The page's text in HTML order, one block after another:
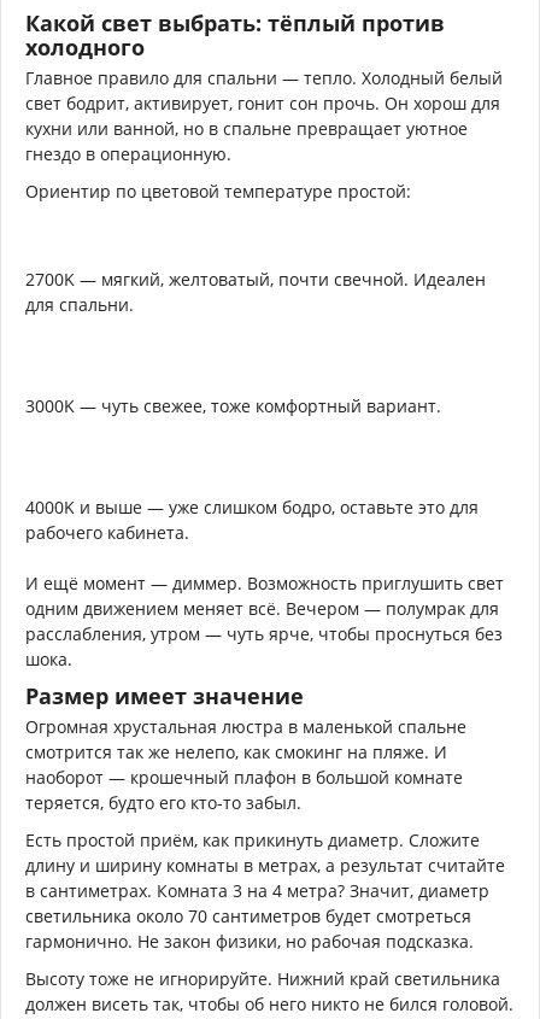
Какой свет выбрать: тёплый против
холодного
Главное правило для спальни — тепло. Холодный белый
свет бодрит, активирует, гонит сон прочь. Он хорош для
кухни или ванной, но в спальне превращает уютное
гнездо в операционную.
Ориентир по цветовой температуре простой:
2700K — мягкий, желтоватый, почти свечной. Идеален
для спальни.
3000K — чуть свежее, тоже комфортный вариант.
4000K и выше — уже слишком бодро, оставьте это для
рабочего кабинета.
И ещё момент — диммер. Возможность приглушить свет
одним движением меняет всё. Вечером — полумрак для
расслабления, утром — чуть ярче, чтобы проснуться без
шока.
Размер имеет значение
Огромная хрустальная люстра в маленькой спальне
смотрится так же нелепо, как смокинг на пляже. И
наоборот — крошечный плафон в большой комнате
теряется, будто его кто-то забыл.
Есть простой приём, как прикинуть диаметр. Сложите
длину и ширину комнаты в метрах, а результат считайте
в сантиметрах. Комната 3 на 4 метра? Значит, диаметр
светильника около 70 сантиметров будет смотреться
гармонично. Не закон физики, но рабочая подсказка.
Высоту тоже не игнорируйте. Нижний край светильника
должен висеть так, чтобы об него никто не бился головой.